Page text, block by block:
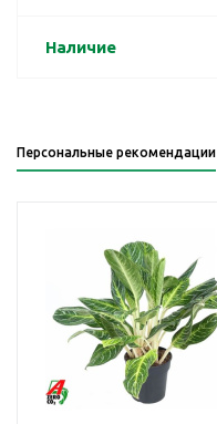
Наличие
Персональные рекомендации